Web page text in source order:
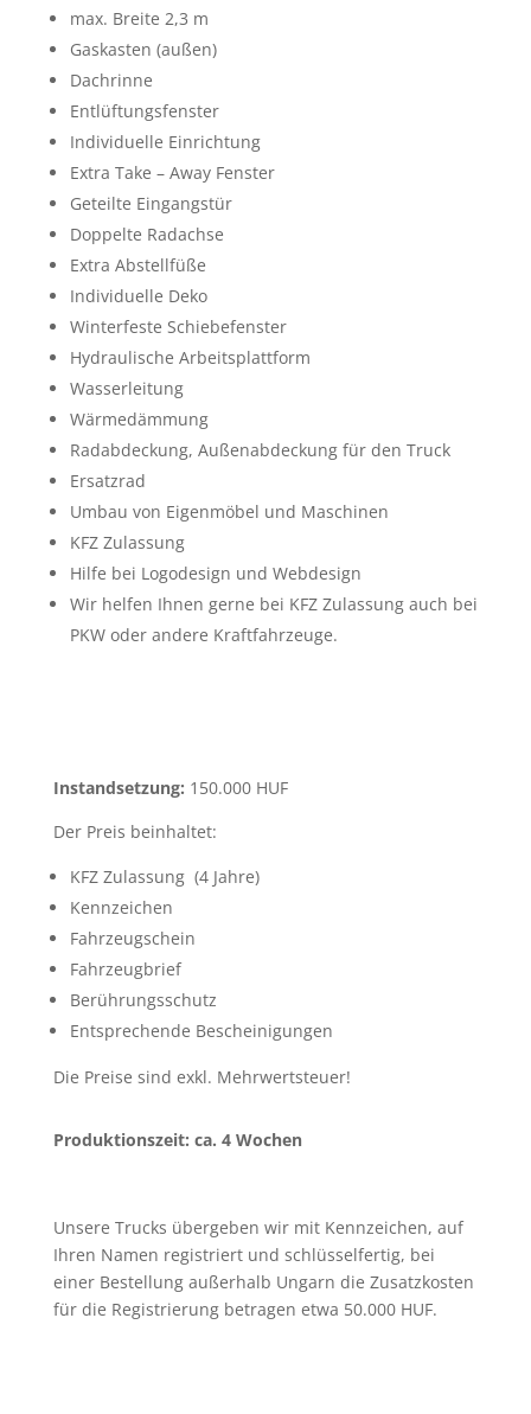
max. Breite 2,3 m
Gaskasten (außen)
Dachrinne
Entlüftungsfenster
Individuelle Einrichtung
Extra Take – Away Fenster
Geteilte Eingangstür
Doppelte Radachse
Extra Abstellfüße
Individuelle Deko
Winterfeste Schiebefenster
Hydraulische Arbeitsplattform
Wasserleitung
Wärmedämmung
Radabdeckung, Außenabdeckung für den Truck
Ersatzrad
Umbau von Eigenmöbel und Maschinen
KFZ Zulassung
Hilfe bei Logodesign und Webdesign
Wir helfen Ihnen gerne bei KFZ Zulassung auch bei
PKW oder andere Kraftfahrzeuge.
Instandsetzung: 150.000 HUF
Der Preis beinhaltet:
KFZ Zulassung (4 Jahre)
Kennzeichen
Fahrzeugschein
Fahrzeugbrief
Berührungsschutz
Entsprechende Bescheinigungen
Die Preise sind exkl. Mehrwertsteuer!
Produktionszeit: ca. 4 Wochen
Unsere Trucks übergeben wir mit Kennzeichen, auf
Ihren Namen registriert und schlüsselfertig, bei
einer Bestellung außerhalb Ungarn die Zusatzkosten
für die Registrierung betragen etwa 50.000 HUF.